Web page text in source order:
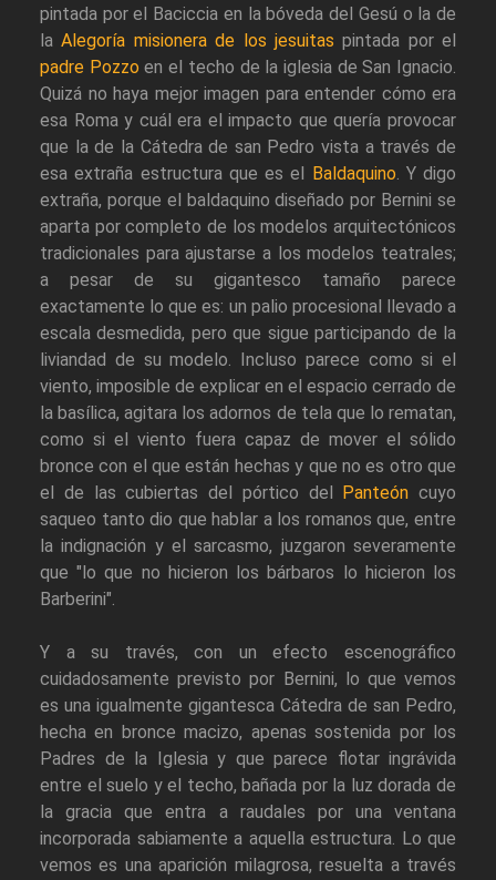
pintada por el Baciccia en la bóveda del Gesú o la de
laAlegoría misionera de los jesuitas pintada por el
padre Pozzo en el techo de la iglesia de San Ignacio.
Quizá no haya mejor imagen para entender cómo era
esa Roma y cuál era el impacto que quería provocar
que la de la Cátedra de san Pedro vista a través de
esa extraña estructura que es el
Baldaquino. Y digo
extraña, porque el baldaquino diseñado por Bernini se
aparta por completo de los modelos arquitectónicos
tradicionales para ajustarse a los modelos teatrales;
a pesar de su gigantesco tamaño parece
exactamente lo que es: un palio procesional llevado a
escala desmedida, pero que sigue participando de la
liviandad de su modelo. Incluso parece como si el
viento, imposible de explicar en el espacio cerrado de
la basílica, agitara los adornos de tela que lo rematan,
como si el viento fuera capaz de mover el sólido
bronce con el que están hechas y que no es otro que
el de las cubiertas del pórtico del
Panteón cuyo
saqueo tanto dio que hablar a los romanos que, entre
la indignación y el sarcasmo, juzgaron severamente
que "lo que no hicieron los bárbaros lo hicieron los
Barberini".
Y a su través, con un efecto escenográfico
cuidadosamente previsto por Bernini, lo que vemos
es una igualmente gigantesca Cátedra de san Pedro,
hecha en bronce macizo, apenas sostenida por los
Padres de la Iglesia y que parece flotar ingrávida
entre el suelo y el techo, bañada por la luz dorada de
la gracia que entra a raudales por una ventana
incorporada sabiamente a aquella estructura. Lo que
vemos es una aparición milagrosa, resuelta a través